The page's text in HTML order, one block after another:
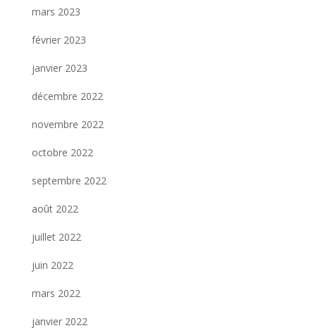
mars 2023
février 2023
janvier 2023
décembre 2022
novembre 2022
octobre 2022
septembre 2022
août 2022
juillet 2022
juin 2022
mars 2022
janvier 2022